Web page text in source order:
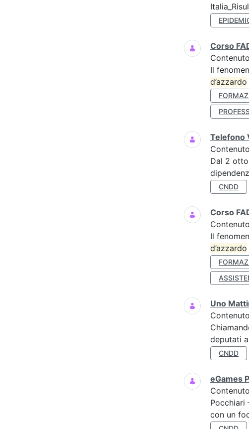
Corso
Il
d’azzardo
Telefono
Dal 2
CNDD
Corso
Il
d’azzardo
Uno
deputati
CNDD
eGames
Pocchiari
con un